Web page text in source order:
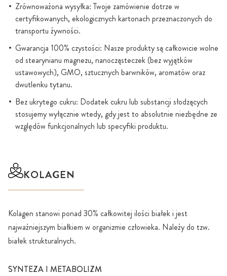
Zrównoważona wysyłka: Twoje zamówienie dotrze w
certyfikowanych, ekologicznych kartonach przeznaczonych do
transportu żywności.
Gwarancja 100% czystości: Nasze produkty są całkowicie wolne
od stearynianu magnezu, nanocząsteczek (bez wyjątków
ustawowych), GMO, sztucznych barwników, aromatów oraz
dwutlenku tytanu.
Bez ukrytego cukru: Dodatek cukru lub substancji słodzących
stosujemy wyłącznie wtedy, gdy jest to absolutnie niezbędne ze
względów funkcjonalnych lub specyfiki produktu.
KOLAGEN
Kolagen stanowi ponad 30% całkowitej ilości białek i jest
najważniejszym białkiem w organizmie człowieka. Należy do tzw.
białek strukturalnych.
SYNTEZA I METABOLIZM